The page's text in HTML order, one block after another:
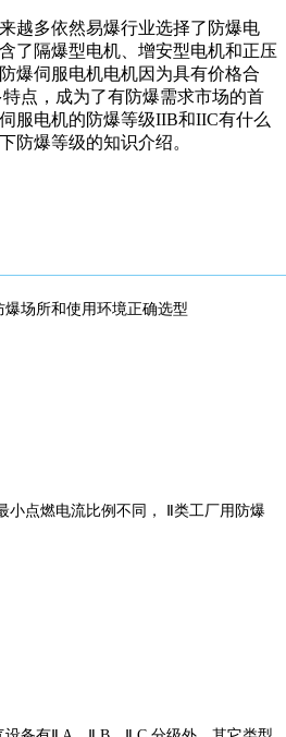
越多依然易爆行业选择了防爆电
了隔爆型电机、增安型电机和正压
爆伺服电机电机因为具有价格合
点，成为了有防爆需求市场的首
服电机的防爆等级IIB和IIC有什么
防爆等级的知识介绍。
场所和使用环境正确选型
小点燃电流比例不同，
Ⅱ类工厂用防爆